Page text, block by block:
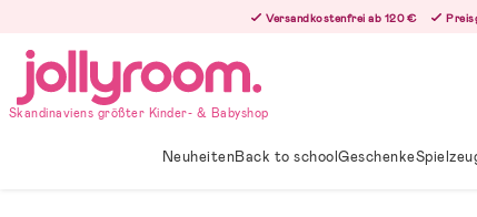
innehållet
Versandkostenfrei ab 120 €
Skandinaviens größter Kinder- & Babyshop
NeuheitenBack to schoolGeschenke